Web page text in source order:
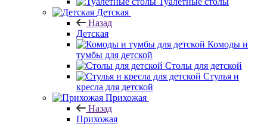
Детская
Назад
Детская
Комоды и
тумбы для детской
Столы для детской
Стулья и
кресла для детской
Прихожая
Назад
Прихожая